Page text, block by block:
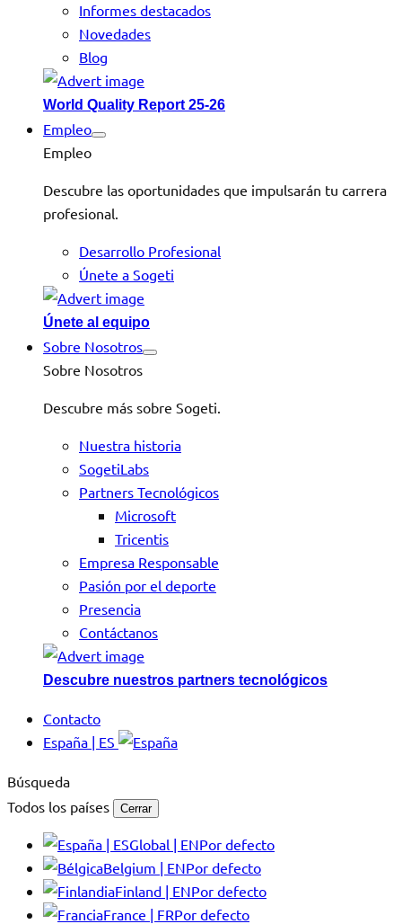
Informes destacados
Novedades
Blog
World Quality Report 25-26
Empleo
Empleo
Descubre las oportunidades que impulsarán tu carrera
profesional.
Desarrollo Profesional
Únete a Sogeti
Únete al equipo
Sobre Nosotros
Sobre Nosotros
Descubre más sobre Sogeti.
Nuestra historia
SogetiLabs
Partners Tecnológicos
Microsoft
Tricentis
Empresa Responsable
Pasión por el deporte
Presencia
Contáctanos
Descubre nuestros partners tecnológicos
Contacto
España | ES
Búsqueda
Todos los países
Cerrar
Global | ENPor defecto
Belgium | ENPor defecto
Finland | ENPor defecto
France | FRPor defecto